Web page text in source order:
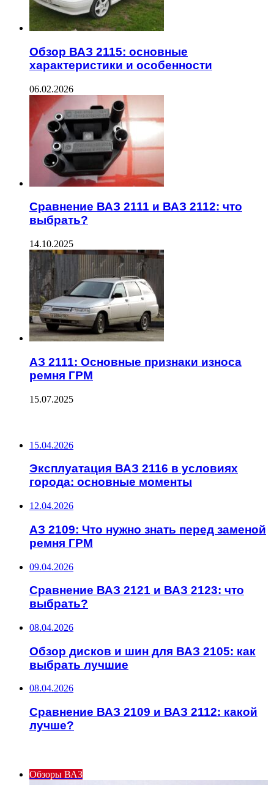
Обзор ВАЗ 2115: основные
характеристики и особенности
06.02.2026
Сравнение ВАЗ 2111 и ВАЗ 2112: что
выбрать?
14.10.2025
АЗ 2111: Основные признаки износа
ремня ГРМ
15.07.2025
15.04.2026
Эксплуатация ВАЗ 2116 в условиях
города: основные моменты
12.04.2026
АЗ 2109: Что нужно знать перед заменой
ремня ГРМ
09.04.2026
Сравнение ВАЗ 2121 и ВАЗ 2123: что
выбрать?
08.04.2026
Обзор дисков и шин для ВАЗ 2105: как
выбрать лучшие
08.04.2026
Сравнение ВАЗ 2109 и ВАЗ 2112: какой
лучше?
Обзоры ВАЗ